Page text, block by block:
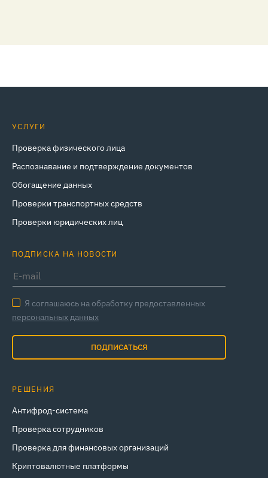
УСЛУГИ
Проверка физического лица
Распознавание и подтверждение документов
Обогащение данных
Проверки транспортных средств
Проверки юридических лиц
ПОДПИСКА НА НОВОСТИ
Я соглашаюсь на обработку предоставленных
персональных данных
ПОДПИСАТЬСЯ
РЕШЕНИЯ
Антифрод-система
Проверка сотрудников
Проверка для финансовых организаций
Криптовалютные платформы